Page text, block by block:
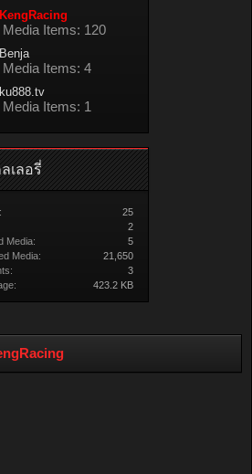
KengRacing
Media Items: 120
Benja
Media Items: 4
ku888.tv
Media Items: 1
เลอรี่
25
2
Media:
5
Media:
21,650
3
423.2 KB